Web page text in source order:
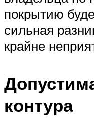
покрытию
сильная
крайне
контура